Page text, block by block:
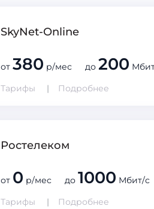
SkyNet-Online
от 380 р/мес до 200
Тарифы
Подробнее
Ростелеком
от 0 р/мес до 1000 Мбит/с
Тарифы
Подробнее